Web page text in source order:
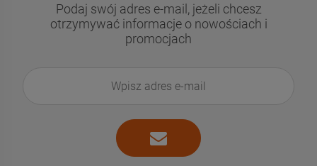
Podaj swój adres e-mail, jeżeli chcesz
otrzymywać informacje o nowościach i
promocjach